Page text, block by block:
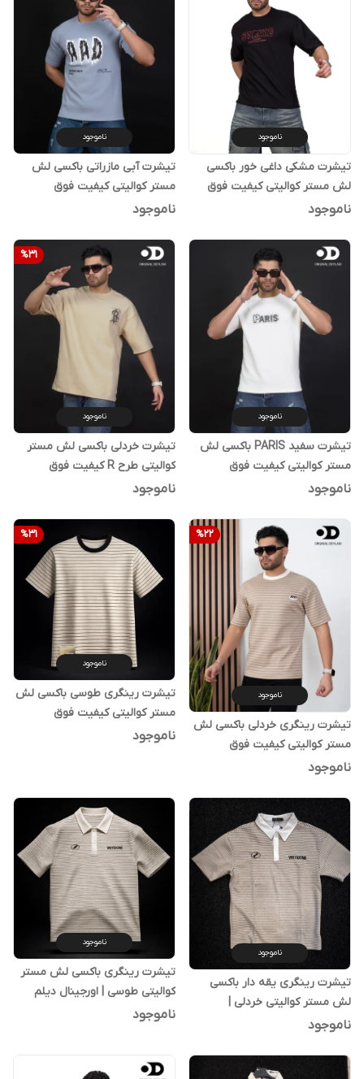
ناموجود
تیشرت مشکی داغی خور باکسی
لش مستر کوالیتی کیفیت فوق
استثنایی | اورجینال دیلم
ناموجود
ناموجود
تیشرت آبی مازراتی باکسی لش
مستر کوالیتی کیفیت فوق
استثنایی | اورجینال دیلم
ناموجود
ناموجود
تیشرت سفید PARIS باکسی لش
مستر کوالیتی کیفیت فوق
استثنایی | اورجینال دیلم
ناموجود
%31
ناموجود
تیشرت خردلی باکسی لش مستر
کوالیتی طرح R کیفیت فوق
استثنایی | اورجینال دیلم
ناموجود
%22
ناموجود
تیشرت رینگری خردلی باکسی لش
مستر کوالیتی کیفیت فوق
استثنایی | اورجینال دیلم
ناموجود
%31
ناموجود
تیشرت رینگری طوسی باکسی لش
مستر کوالیتی کیفیت فوق
استثنایی | اورجینال دیلم
ناموجود
ناموجود
تیشرت رینگری یقه دار باکسی
لش مستر کوالیتی خردلی |
اورجینال دیلم
ناموجود
ناموجود
تیشرت رینگری باکسی لش مستر
کوالیتی طوسی | اورجینال دیلم
ناموجود